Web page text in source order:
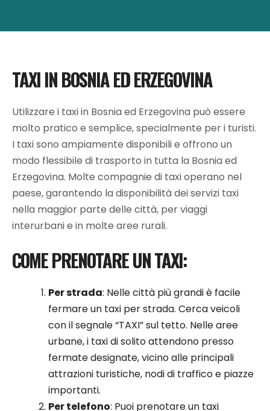
TAXI IN BOSNIA ED ERZEGOVINA
Utilizzare i taxi in Bosnia ed Erzegovina può essere
molto pratico e semplice, specialmente per i turisti.
I taxi sono ampiamente disponibili e offrono un
modo flessibile di trasporto in tutta la Bosnia ed
Erzegovina. Molte compagnie di taxi operano nel
paese, garantendo la disponibilità dei servizi taxi
nella maggior parte delle città, per viaggi
interurbani e in molte aree rurali.
COME PRENOTARE UN TAXI:
Per strada: Nelle città più grandi è facile
fermare un taxi per strada. Cerca veicoli
con il segnale “TAXI” sul tetto. Nelle aree
urbane, i taxi di solito attendono presso
fermate designate, vicino alle principali
attrazioni turistiche, nodi di traffico e piazze
importanti.
Per telefono: Puoi prenotare un taxi